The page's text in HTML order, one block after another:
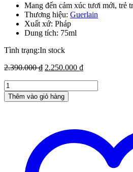
Mang đến cảm xúc tươi mới, trẻ
Thương hiệu: Guerlain
Xuất xứ: Pháp
Dung tích: 75ml
Tình trạng:In stock
2.390.000₫ Giá
2.390.000 ₫.
2.250.000 ₫Giá
Nước
hoa
nữ
Thêm vào giỏ hàng